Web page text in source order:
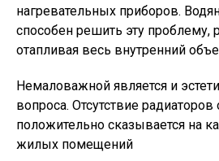
нагревательных приборов.
способен решить эту проблему,
отапливая весь внутренний
Немаловажной является и
вопроса. Отсутствие радиаторов
положительно сказывается на
жилых помещений